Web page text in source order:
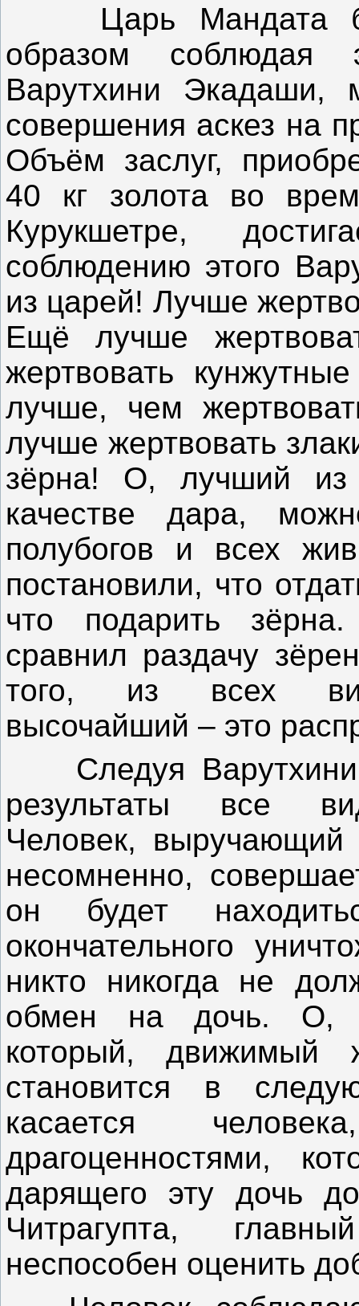
Царь Мандата
образом соблюдая
Варутхини Экадаши,
совершения аскез на
Объём заслуг,
40 кг золота во
Курукшетре,
соблюдению этого
из царей! Лучше
Ещё лучше
жертвовать
лучше, чем
лучше жертвовать
зёрна! О, лучший из
качестве дара,
полубогов и всех
постановили, что
что подарить
сравнил раздачу
того, из всех
высочайший – это
Следуя Варутхини
результаты все
Человек, выручающий
несомненно,
он будет
окончательного
никто никогда не
обмен на дочь. О,
который, движимый
становится в
касается
драгоценностями,
дарящего эту дочь
Читрагупта,
неспособен оценить